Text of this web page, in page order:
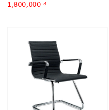
price
Sale
1,800,000 ₫